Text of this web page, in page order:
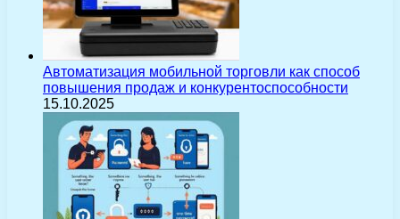
Автоматизация мобильной торговли как способ
повышения продаж и конкурентоспособности
15.10.2025